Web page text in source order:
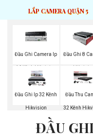
LẮP CAMERA QUẬN 5
Đầu Ghi Camera Ip
16 Kênh Hikvision
Đầu Ghi 8
Hikvision
Đầu Ghi Ip 32 Kênh
Hikvision
Đầu Thu
32 Kênh
ĐẦU